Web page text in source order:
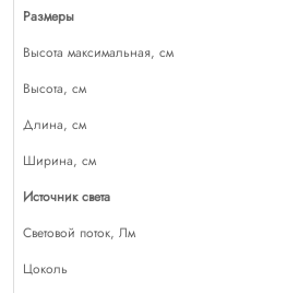
Размеры
Высота максимальная, см
Высота, см
Длина, см
Ширина, см
Источник света
Световой поток, Лм
Цоколь